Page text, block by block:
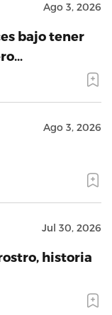
Ago 3, 2026
bajo tener
Ago 3, 2026
Jul 30, 2026
historia